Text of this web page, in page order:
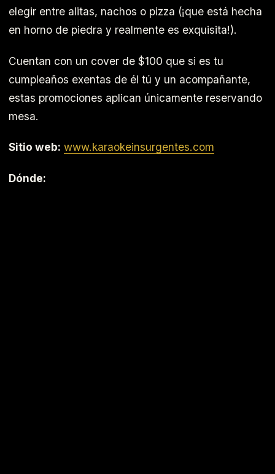
elegir entre alitas, nachos o pizza (¡que está hecha
en horno de piedra y realmente es exquisita!).
Cuentan con un cover de $100 que si es tu
cumpleaños exentas de él tú y un acompañante,
estas promociones aplican únicamente reservando
mesa.
Sitio web: www.karaokeinsurgentes.com
Dónde: